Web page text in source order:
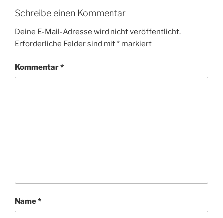
Schreibe einen Kommentar
Deine E-Mail-Adresse wird nicht veröffentlicht.
Erforderliche Felder sind mit* markiert
Kommentar*
Name*